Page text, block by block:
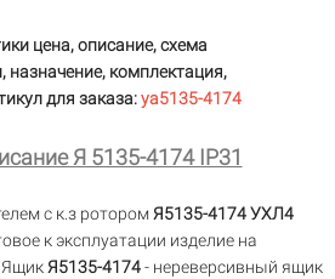
цена, описание, схема
назначение, комплектация,
для заказа:ya5135-4174
Я 5135-4174 IP31
с к.з роторомЯ5135-4174 УХЛ4
к эксплуатации изделие на
ЯщикЯ5135-4174- нереверсивный ящик